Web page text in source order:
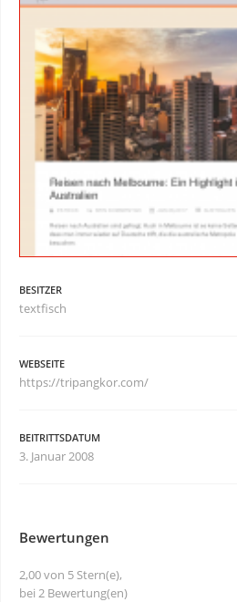
BESITZER
textfisch
WEBSEITE
https://tripangkor.com/
BEITRITTSDATUM
3. Januar 2008
Bewertungen
2,00 von 5 Stern(e),
bei 2 Bewertung(en)